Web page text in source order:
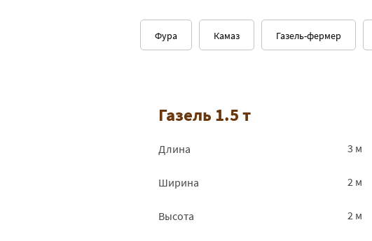
Газель-фермер
Камаз
Фура
Газель 1.5 т
Длина 3 м
Ширина 2 м
Высота 2 м